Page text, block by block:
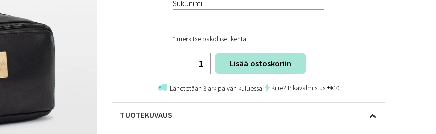
Sukunimi:
* merkitse pakolliset kentät
Lisää ostoskoriin
Lähetetään 3 arkipäivän kuluessa Kiire? Pikavalmistus +€10
TUOTEKUVAUS